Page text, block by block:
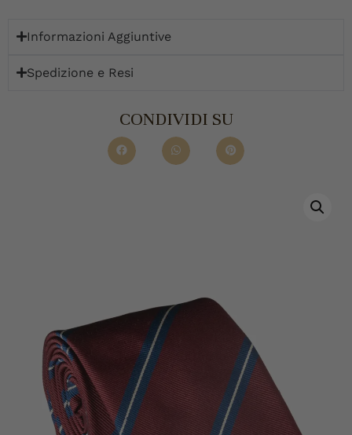
Informazioni Aggiuntive
Spedizione e Resi
CONDIVIDI SU